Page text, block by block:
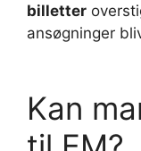
billetter
ansøgninger
Kan